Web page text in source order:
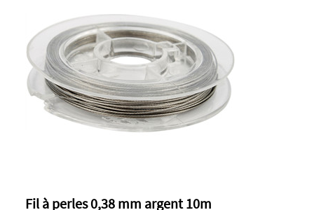
Fil à perles 0,38 mm argent 10m